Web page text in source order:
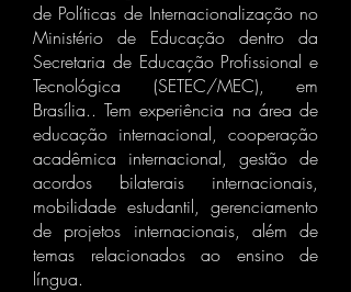
de Políticas de Internacionalização no
Ministério de Educação dentro da
Secretaria de Educação Profissional e
Tecnológica (SETEC/MEC), em
Brasília.. Tem experiência na área de
educação internacional, cooperação
acadêmica internacional, gestão de
acordos bilaterais internacionais,
mobilidade estudantil, gerenciamento
de projetos internacionais, além de
temas relacionados ao ensino de
língua.